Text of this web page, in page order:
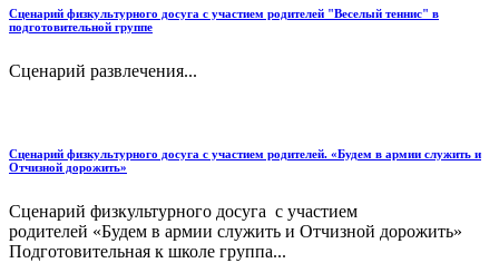
Сценарий физкультурного досуга с участием родителей "Веселый теннис" в
подготовительной группе
Сценарий развлечения...
Сценарий физкультурного досуга с участием родителей. «Будем в армии служить и
Отчизной дорожить»
Сценарий физкультурного досуга с участием
родителей «Будем в армии служить и Отчизной дорожить»
Подготовительная к школе группа...